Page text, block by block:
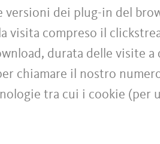
dei plug-in del
compreso il
durata delle visite
chiamare il nostro
tra cui i cookie